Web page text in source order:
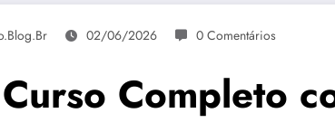
02/06/2026 0 Comentários
Completo